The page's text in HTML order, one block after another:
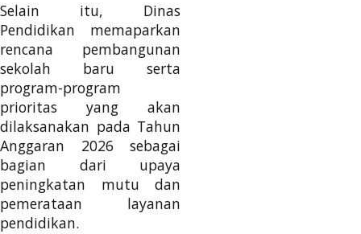
Selain itu, Dinas
Pendidikan memaparkan
rencana pembangunan
sekolah baru serta
program-program
prioritas yang akan
dilaksanakan pada Tahun
Anggaran 2026 sebagai
bagian dari upaya
peningkatan mutu dan
pemerataan layanan
pendidikan.